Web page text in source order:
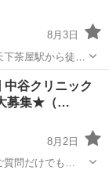
8月3日
茶屋駅から徒歩
者募集
中谷クリニック
募集★（…
8月2日
質問だけでも…